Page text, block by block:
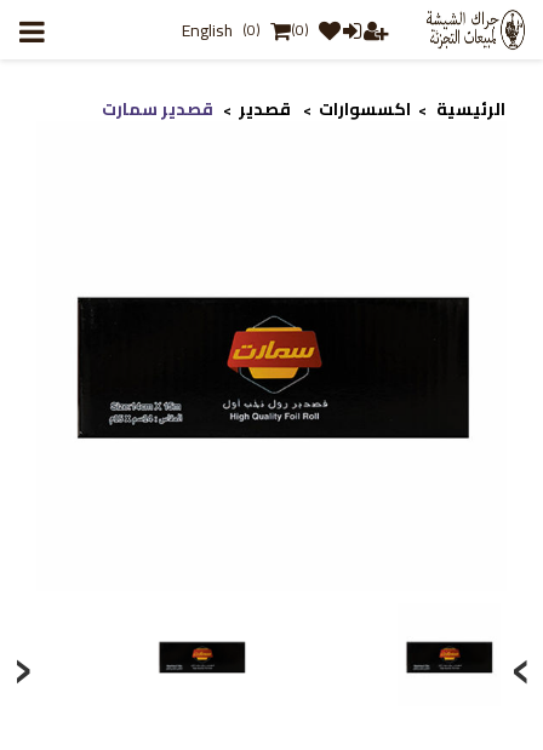
(0)
(0)
English
الرئيسية > اكسسوارات > قصدير > قصدير سمارت
‹ ›